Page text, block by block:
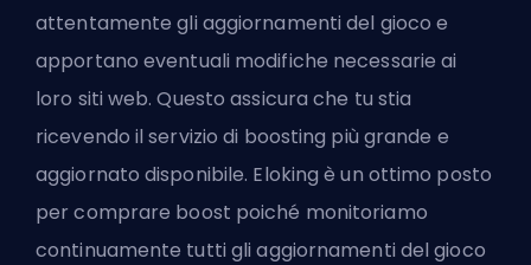
attentamente gli aggiornamenti del gioco e
apportano eventuali modifiche necessarie ai
loro siti web. Questo assicura che tu stia
ricevendo il servizio di boosting più grande e
aggiornato disponibile. Eloking è un ottimo posto
per comprare boost poiché monitoriamo
continuamente tutti gli aggiornamenti del gioco